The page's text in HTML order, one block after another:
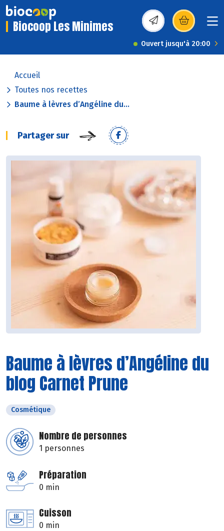
Biocoop Les Minimes (s’ouvre dans une
Ouvert jusqu'à 20:00
Accueil
Toutes nos recettes
Baume à lèvres d’Angéline du...
Partager sur
Baume à lèvres d’Angéline du
blog Carnet Prune
Cosmétique
Nombre de personnes
1 personnes
Préparation
0 min
Cuisson
0 min